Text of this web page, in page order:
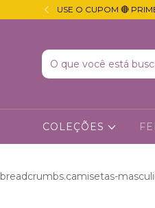
USE O CUPOM 🔴
COLEÇÕES
breadcrumbs.camisetas-